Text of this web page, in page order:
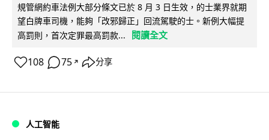
規管網約車法例大部分條文已於 8 月 3 日生效，的士業界就期
望白牌車司機，能夠「改邪歸正」回流駕駛的士。新例大幅提
高罰則，首次定罪最高罰款...
閱讀全文
108 75 ↗ 分享
人工智能